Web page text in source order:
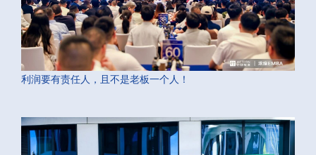
利润要有责任人，且不是老板一个人！